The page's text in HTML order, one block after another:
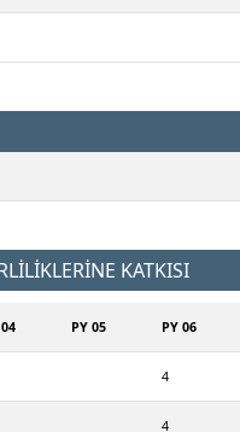
KATKISI
PY 05 PY 06
4
4